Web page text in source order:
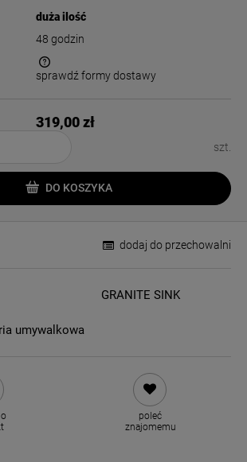
duża ilość
48 godzin
ewentualnych kosztów płatności
sprawdź formy dostawy
319,00 zł
szt.
DO KOSZYKA
dodaj do przechowalni
GRANITE SINK
umywalkowa
poleć
znajomemu